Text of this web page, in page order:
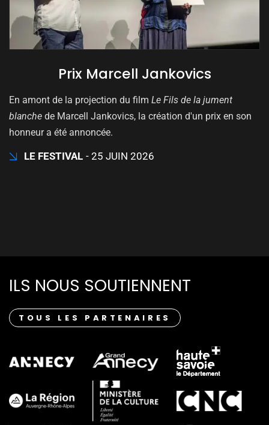
Prix Marcell Jankovics
En amont de la projection du film Le Fils de la jument
blanche de Marcell Jankovics, la création d'un prix en son
honneur a été annoncée.
LE FESTIVAL 25 JUIN 2026
ILS NOUS SOUTIENNENT
TOUS LES PARTENAIRES